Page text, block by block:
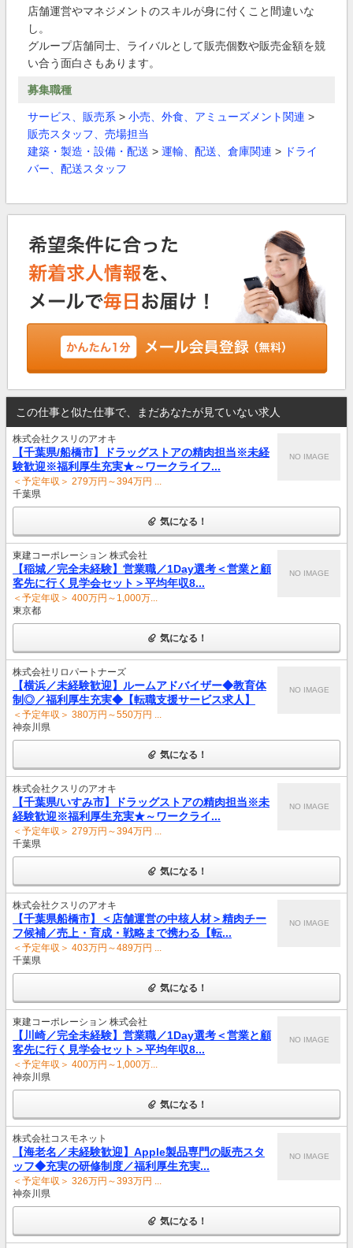
店舗運営やマネジメントのスキルが身に付くこと間違いな
し。
グループ店舗同士、ライバルとして販売個数や販売金額を競
い合う面白さもあります。
募集職種
サービス、販売系 > 小売、外食、アミューズメント関連 >
販売スタッフ、売場担当
建築・製造・設備・配送 > 運輸、配送、倉庫関連 > ドライ
バー、配送スタッフ
この仕事と似た仕事で、まだあなたが見ていない求人
株式会社クスリのアオキ
【千葉県/船橋市】ドラッグストアの精肉担当※未経
験歓迎※福利厚生充実★～ワークライフ...
＜予定年収＞ 279万円～394万円 ...
千葉県
NO IMAGE
気になる！
東建コーポレーション 株式会社
【稲城／完全未経験】営業職／1Day選考＜営業と顧
客先に行く見学会セット＞平均年収8...
＜予定年収＞ 400万円～1,000万...
東京都
NO IMAGE
気になる！
株式会社リロパートナーズ
【横浜／未経験歓迎】ルームアドバイザー◆教育体
制◎／福利厚生充実◆【転職支援サービス求人】
＜予定年収＞ 380万円～550万円 ...
神奈川県
NO IMAGE
気になる！
株式会社クスリのアオキ
【千葉県/いすみ市】ドラッグストアの精肉担当※未
経験歓迎※福利厚生充実★～ワークライ...
＜予定年収＞ 279万円～394万円 ...
千葉県
NO IMAGE
気になる！
株式会社クスリのアオキ
【千葉県船橋市】＜店舗運営の中核人材＞精肉チー
フ候補／売上・育成・戦略まで携わる【転...
＜予定年収＞ 403万円～489万円 ...
千葉県
NO IMAGE
気になる！
東建コーポレーション 株式会社
【川崎／完全未経験】営業職／1Day選考＜営業と顧
客先に行く見学会セット＞平均年収8...
＜予定年収＞ 400万円～1,000万...
神奈川県
NO IMAGE
気になる！
株式会社コスモネット
【海老名／未経験歓迎】Apple製品専門の販売スタ
ッフ◆充実の研修制度／福利厚生充実...
＜予定年収＞ 326万円～393万円 ...
神奈川県
NO IMAGE
気になる！